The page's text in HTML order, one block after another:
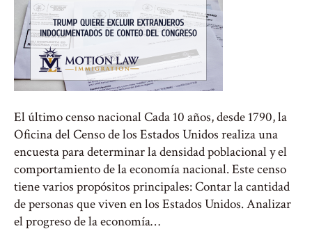
El último censo nacional Cada 10 años, desde 1790, la
Oficina del Censo de los Estados Unidos realiza una
encuesta para determinar la densidad poblacional y el
comportamiento de la economía nacional. Este censo
tiene varios propósitos principales: Contar la cantidad
de personas que viven en los Estados Unidos. Analizar
el progreso de la economía…